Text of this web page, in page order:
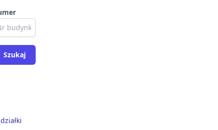
Szukaj